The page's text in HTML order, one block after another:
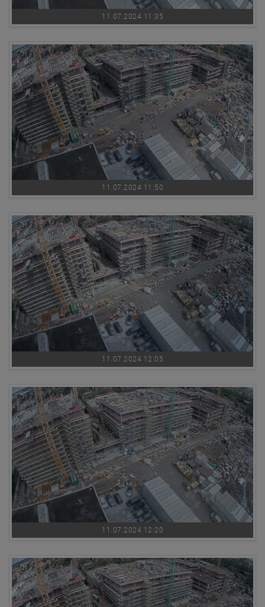
11.07.2024 11:35
11.07.2024 11:50
11.07.2024 12:05
11.07.2024 12:20